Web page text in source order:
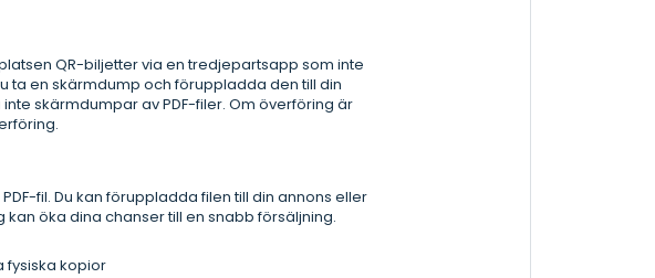
QR-biljetter via en tredjepartsapp som inte
ta en skärmdump och föruppladda den till din
skärmdumpar av PDF-filer. Om överföring är
fil. Du kan föruppladda filen till din annons eller
öka dina chanser till en snabb försäljning.
fysiska kopior